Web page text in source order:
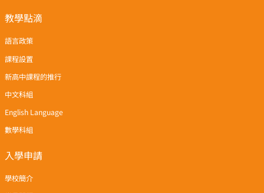
教學點滴
語言政策
課程設置
新高中課程的推行
中文科組
English Language
數學科組
入學申請
學校簡介